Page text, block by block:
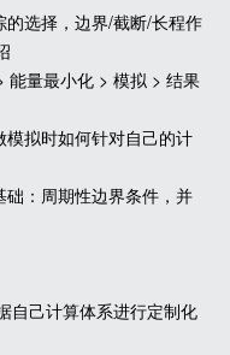
选择，边界/截断/长程作
能量最小化 > 模拟 > 结果
拟时如何针对自己的计
：周期性边界条件，并
自己计算体系进行定制化